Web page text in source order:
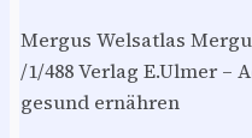
Mergus Welsatlas
/1/488 Verlag E.Ulmer –
gesund ernähren